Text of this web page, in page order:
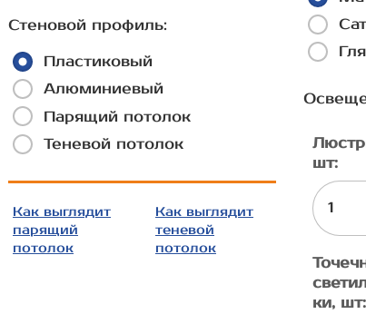
Стеновой профиль:
Пластиковый
Алюминиевый
Парящий потолок
Теневой потолок
Как выглядит
парящий
потолок
Как выглядит
теневой
потолок
шт:
ки, шт: